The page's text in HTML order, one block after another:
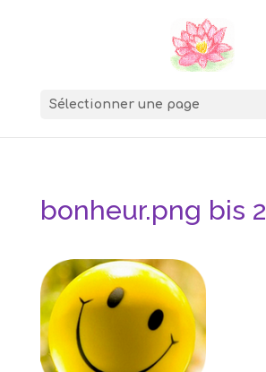
Sélectionner une page
bonheur.png bis 2